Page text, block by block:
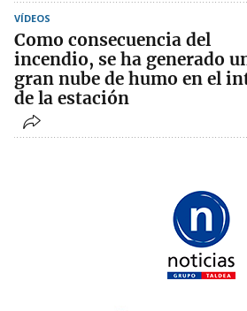
VÍDEOS
Como consecuencia del
incendio, se ha generado
gran nube de humo en el
de la estación